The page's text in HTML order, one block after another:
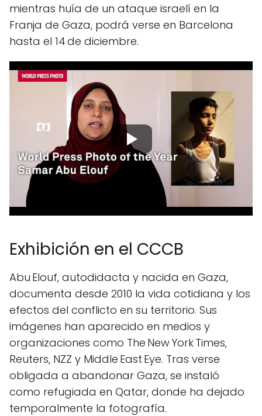
mientras huía de un ataque israelí en la
Franja de Gaza, podrá verse en Barcelona
hasta el 14 de diciembre.
Exhibición en el CCCB
Abu Elouf, autodidacta y nacida en Gaza,
documenta desde 2010 la vida cotidiana y los
efectos del conflicto en su territorio. Sus
imágenes han aparecido en medios y
organizaciones como The New York Times,
Reuters, NZZ y Middle East Eye. Tras verse
obligada a abandonar Gaza, se instaló
como refugiada en Qatar, donde ha dejado
temporalmente la fotografía.